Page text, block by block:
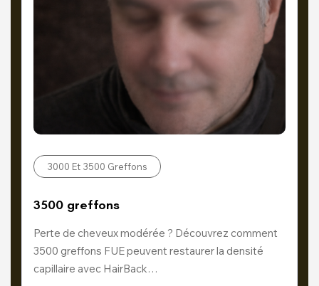
3000 Et 3500 Greffons
3500 greffons
Perte de cheveux modérée ? Découvrez comment
3500 greffons FUE peuvent restaurer la densité
capillaire avec HairBack…